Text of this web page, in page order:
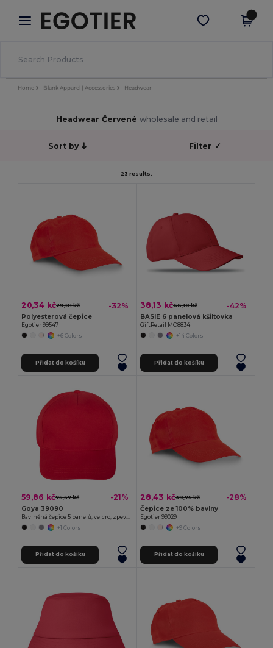
× Aplikace Egotier
Lepší ceny v aplikaci!
Stáhnout app
Home Blank Apparel | Accessories Headwear
Headwear Červené wholesale and retail
Sort by Filter ✓
23 results.
20,34 kč29,81 kč -32%
Polyesterová čepice
Egotier 99547
+6 Colors
Přidat do košíku
38,13 kč66,10 kč -42%
BASIE 6 panelová kšiltovka
GiftRetail MO8834
+14 Colors
Přidat do košíku
59,86 kč75,57 kč -21%
Goya 39090
+1 Colors
Přidat do košíku
28,43 kč39,75 kč -28%
Čepice ze 100% bavlny
Egotier 99029
+9 Colors
Přidat do košíku